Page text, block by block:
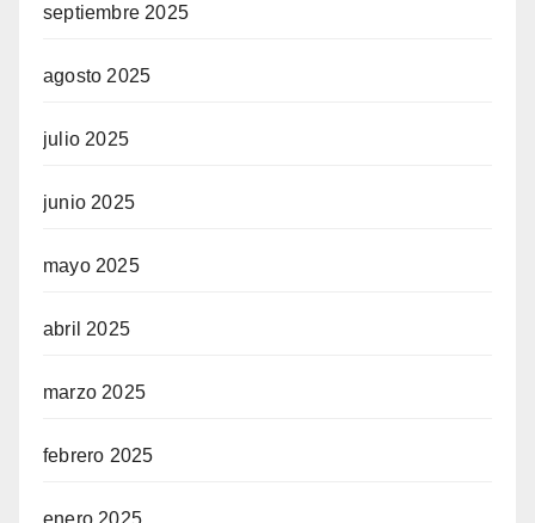
septiembre 2025
agosto 2025
julio 2025
junio 2025
mayo 2025
abril 2025
marzo 2025
febrero 2025
enero 2025